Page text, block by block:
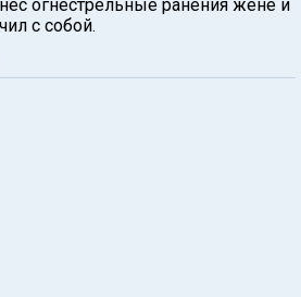
огнестрельные ранения жене и
с собой.